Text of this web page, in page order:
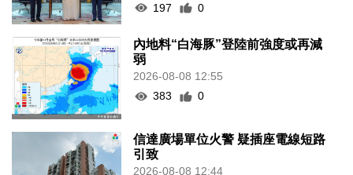
197
0
內地料“白海豚”登陸前強度或再減
弱
2026-08-08 12:55
383
0
信達廣場單位火警 疑插座電線短路
引致
2026-08-08 12:44